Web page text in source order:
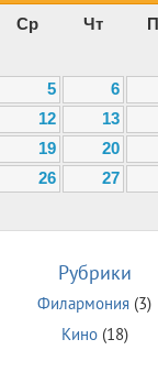
Ср Чт
5 6
12 13
19 20
26 27
Рубрики
Филармония (3)
Кино(18)